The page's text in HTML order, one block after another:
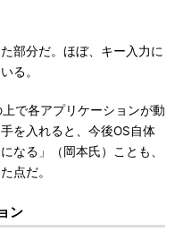
部分だ。ほぼ、キー入力に
る。
で各アプリケーションが動
を入れると、今後OS自体
なる」（岡本氏）ことも、
点だ。
ン